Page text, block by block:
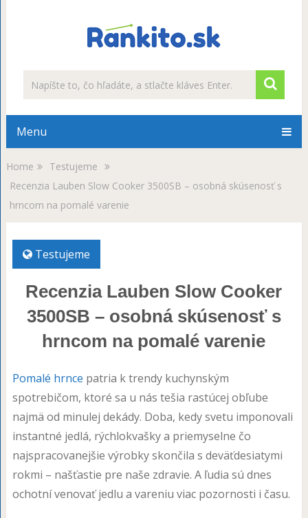
Menu
Home
Testujeme
Recenzia Lauben Slow Cooker 3500SB – osobná skúsenosť s
hrncom na pomalé varenie
Testujeme
Recenzia Lauben Slow Cooker
3500SB – osobná skúsenosť s
hrncom na pomalé varenie
Pomalé hrnce patria k trendy kuchynským
spotrebičom, ktoré sa u nás tešia rastúcej obľube
najmä od minulej dekády. Doba, kedy svetu imponovali
instantné jedlá, rýchlokvašky a priemyselne čo
najspracovanejšie výrobky skončila s deväťdesiatymi
rokmi – našťastie pre naše zdravie. A ľudia sú dnes
ochotní venovať jedlu a vareniu viac pozornosti i času.